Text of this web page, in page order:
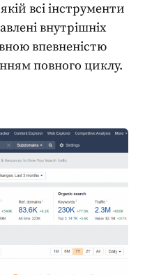
всіінструменти
внутрішніх
впевненістю
повного циклу.